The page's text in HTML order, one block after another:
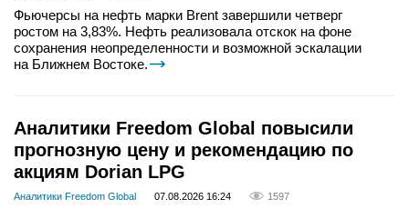
Фьючерсы на нефть марки Brent завершили четверг
ростом на 3,83%. Нефть реализовала отскок на фоне
сохранения неопределенности и возможной эскалации
на Ближнем Востоке.
Аналитики Freedom Global повысили
прогнозную цену и рекомендацию по
акциям Dorian LPG
Аналитики Freedom Global 07.08.2026 16:24 1597